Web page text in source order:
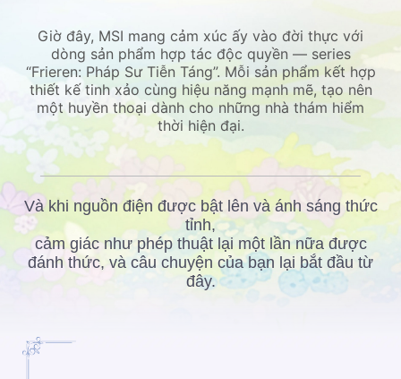
Giờ đây, MSI mang cảm xúc ấy vào đời thực với
dòng sản phẩm hợp tác độc quyền — series
“Frieren: Pháp Sư Tiễn Táng”. Mỗi sản phẩm kết hợp
thiết kế tinh xảo cùng hiệu năng mạnh mẽ, tạo nên
một huyền thoại dành cho những nhà thám hiểm
thời hiện đại.
Và khi nguồn điện được bật lên và ánh sáng thức
tỉnh,
cảm giác như phép thuật lại một lần nữa được
đánh thức, và câu chuyện của bạn lại bắt đầu từ
đây.